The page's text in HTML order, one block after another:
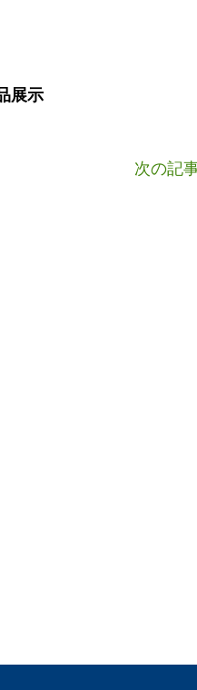
展示
次の記